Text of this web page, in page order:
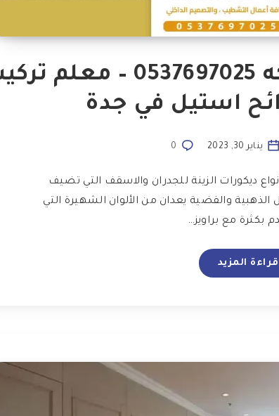
ديكورات استيل في مكه 0537697025 – معلم
استيل في جدة
يناير 30, 2023 0
ديكورات الزينة للجدران والاسقف التي تضيف
والفضية يعدان من الألوان الشهيرة التي
بكثرة مع براويز…
قراءة المزيد